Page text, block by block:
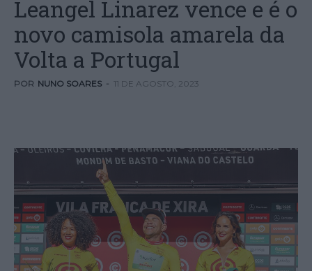
Leangel Linarez vence e é o
novo camisola amarela da
Volta a Portugal
POR NUNO SOARES - 11 DE AGOSTO, 2023